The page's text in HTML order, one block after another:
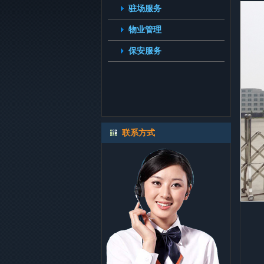
驻场服务
物业管理
保安服务
联系方式